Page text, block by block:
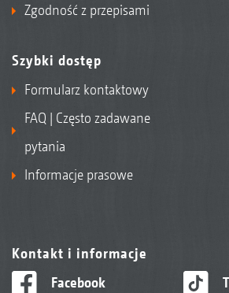
Zgodność z przepisami
Szybki dostęp
Formularz kontaktowy
FAQ | Często zadawane
pytania
Informacje prasowe
Kontakt i informacje
Facebook